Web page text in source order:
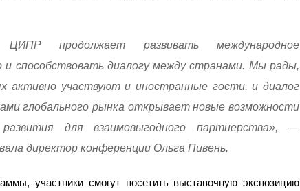
ЦИПР продолжает развивать международное
и способствовать диалогу между странами. Мы рады,
активно участвуют и иностранные гости, и диалог
глобального рынка открывает новые возможности
для взаимовыгодного партнерства», —
директор конференции Ольга Пивень.
участники смогут посетить выставочную экспозицию